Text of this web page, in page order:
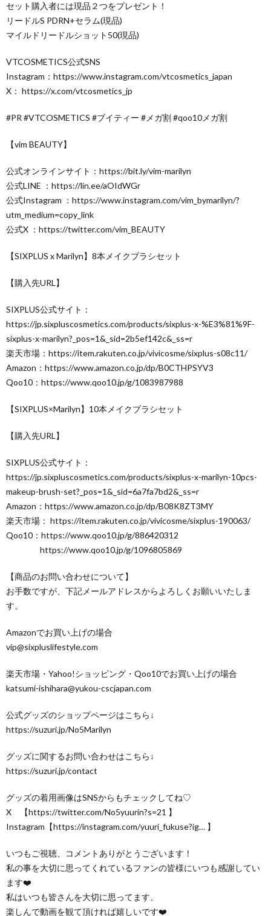
セット購入者には現品２つをプレゼント！
リードルS PDRN+セラム(現品)
マイルドリードルショット50(現品)
VTCOSMETICS公式SNS
Instagram：https://www.instagram.com/vtcosmetics_japan
X： https://x.com/vtcosmetics_jp
#PR #VTCOSMETICS #ブイティー #メガ割 #qoo10メガ割
【vim BEAUTY】
公式オンラインサイト：https://bit.ly/vim-marilyn
公式LINE ：https://lin.ee/aOIdWGr
公式Instagram ：https://www.instagram.com/vim_bymarilyn/?
utm_medium=copy_link
公式X ：https://twitter.com/vim_BEAUTY
【SIXPLUS x Marilyn】8本メイクブラシセット
【購入先URL】
SIXPLUS公式サイト：
https://jp.sixpluscosmetics.com/products/sixplus-x-%E3%81%9F-
sixplus-x-marilyn?_pos=1&_sid=2b5ef142c&_ss=r
楽天市場：https://item.rakuten.co.jp/vivicosme/sixplus-s08c11/
Amazon：https://www.amazon.co.jp/dp/B0CTHPSYV3
Qoo10：https://www.qoo10.jp/g/1083987988
【SIXPLUS×Marilyn】10本メイクブラシセット
【購入先URL】
SIXPLUS公式サイト：
https://jp.sixpluscosmetics.com/products/sixplus-x-marilyn-10pcs-
makeup-brush-set?_pos=1&_sid=6a7fa7bd2&_ss=r
Amazon：https://www.amazon.co.jp/dp/B08K8ZT3MY
楽天市場： https://item.rakuten.co.jp/vivicosme/sixplus-190063/
Qoo10：https://www.qoo10.jp/g/886420312
https://www.qoo10.jp/g/1096805869
【商品のお問い合わせについて】
お手数ですが、下記メールアドレスからよろしくお願いいたしま
す。
Amazonでお買い上げの場合
vip@sixpluslifestyle.com
楽天市場・Yahoo!ショッピング・Qoo10でお買い上げの場合
katsumi-ishihara@yukou-cscjapan.com
公式グッズのショップページはこちら↓
https://suzuri.jp/No5Marilyn
グッズに関するお問い合わせはこちら↓
https://suzuri.jp/contact​
グッズの着用画像はSNSからもチェックしてね♡
X 【https://twitter.com/No5yuurin?s=21​​ 】
Instagram【https://instagram.com/yuuri_fukuse?ig…​ 】
いつもご視聴、コメントありがとうございます！
私の事を大切に思ってくれているファンの皆様にいつも感謝してい
ます❤️
私はいつも皆さんを大切に思ってます。
楽しんで動画を観て頂ければ嬉しいです❤️